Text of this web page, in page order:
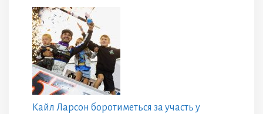
Кайл Ларсон боротиметься за участь у